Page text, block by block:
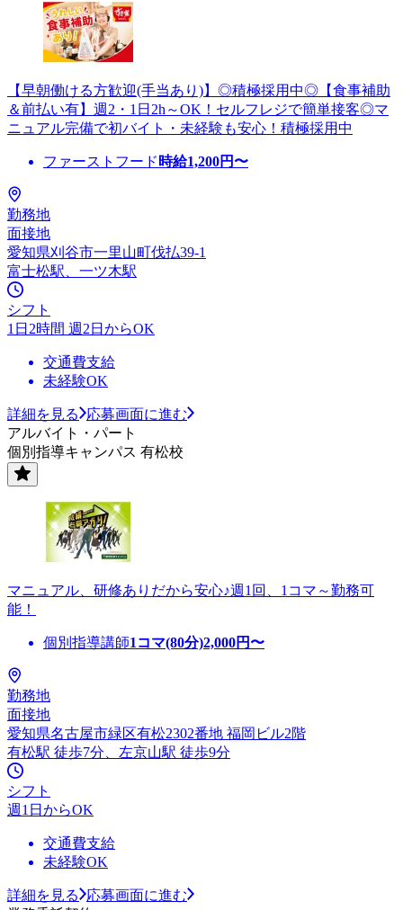
【早朝働ける方歓迎(手当あり)】◎積極採用中◎【食事補助
＆前払い有】週2・1日2h～OK！セルフレジで簡単接客◎マ
ニュアル完備で初バイト・未経験も安心！積極採用中
ファーストフード 時給1,200円〜
勤務地
面接地
愛知県刈谷市一里山町伐払39-1
富士松駅、一ツ木駅
シフト
1日2時間 週2日からOK
交通費支給
未経験OK
詳細を見る
応募画面に進む
アルバイト・パート
個別指導キャンパス 有松校
マニュアル、研修ありだから安心♪週1回、1コマ～勤務可
能！
個別指導講師1コマ(80分)2,000円〜
勤務地
面接地
愛知県名古屋市緑区有松2302番地 福岡ビル2階
有松駅 徒歩7分、左京山駅 徒歩9分
シフト
週1日からOK
交通費支給
未経験OK
詳細を見る
応募画面に進む